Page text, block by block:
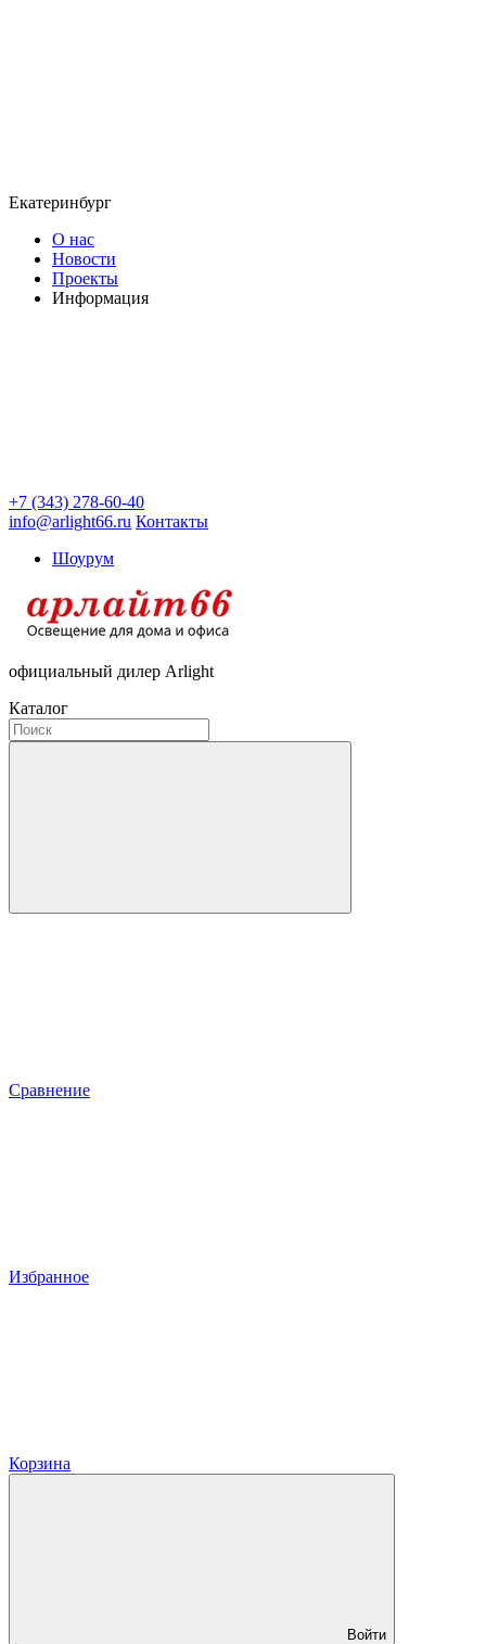
Екатеринбург
О нас
Новости
Проекты
Информация
+7 (343) 278-60-40
info@arlight66.ru Контакты
Шоурум
официальный дилер Arlight
Каталог
Сравнение
Избранное
Корзина
Войти